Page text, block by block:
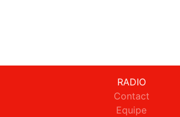
RADIO
Contact
Equipe